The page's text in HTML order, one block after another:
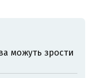
можуть зрости